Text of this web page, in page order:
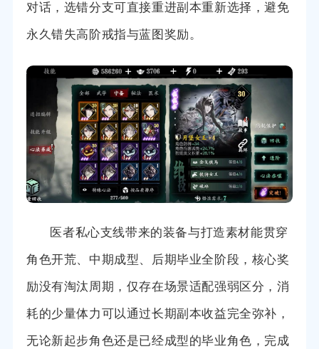
对话，选错分支可直接重进副本重新选择，避免
永久错失高阶戒指与蓝图奖励。
医者私心支线带来的装备与打造素材能贯穿
角色开荒、中期成型、后期毕业全阶段，核心奖
励没有淘汰周期，仅存在场景适配强弱区分，消
耗的少量体力可以通过长期副本收益完全弥补，
无论新起步角色还是已经成型的毕业角色，完成